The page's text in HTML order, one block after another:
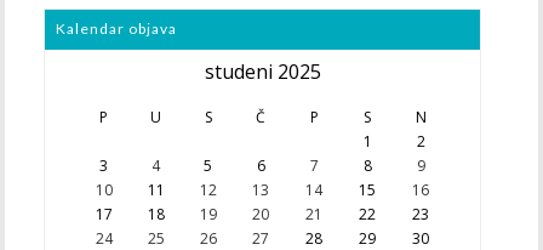
Kalendar objava
studeni 2025
P U S Č P S N
1
2
3
4 5 6 7 8
9
10
11 12 13 14 15
16
17
18 19 20 21 22
23
24
25 26 27 28 29 30